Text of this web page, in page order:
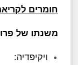
חומרים לקריאה:
משנתו של
ויקיפדיה: